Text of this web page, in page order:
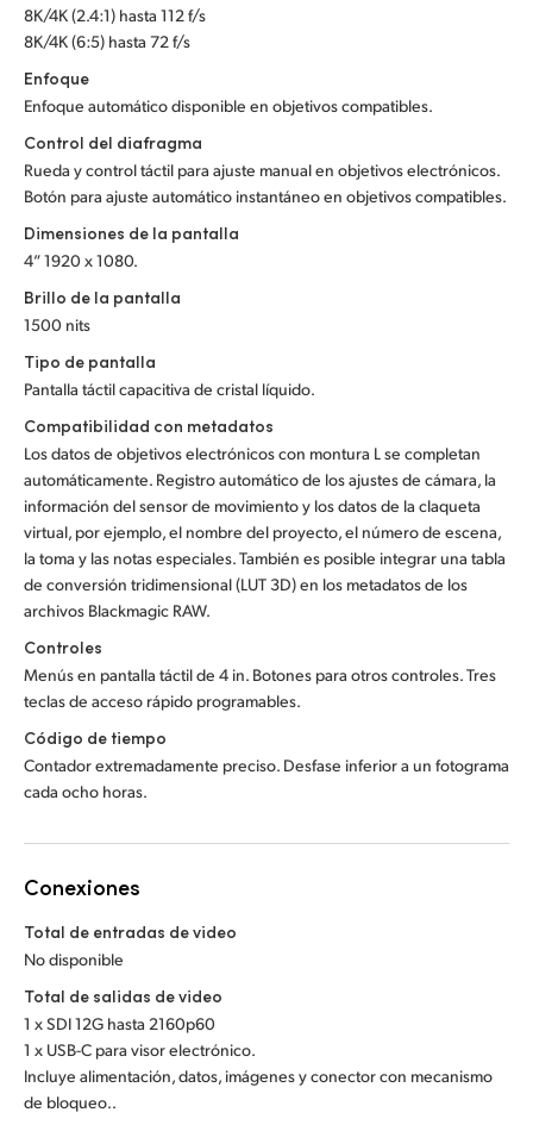
8K/4K (2.4:1) hasta 112 f/s
8K/4K (6:5) hasta 72 f/s
Enfoque
Enfoque automático disponible en objetivos compatibles.
Control del diafragma
Rueda y control táctil para ajuste manual en objetivos electrónicos.
Botón para ajuste automático instantáneo en objetivos compatibles.
Dimensiones de la pantalla
4” 1920 x 1080.
Brillo de la pantalla
1500 nits
Tipo de pantalla
Pantalla táctil capacitiva de cristal líquido.
Compatibilidad con metadatos
Los datos de objetivos electrónicos con montura L se completan
automáticamente. Registro automático de los ajustes de cámara, la
información del sensor de movimiento y los datos de la claqueta
virtual, por ejemplo, el nombre del proyecto, el número de escena,
la toma y las notas especiales. También es posible integrar una tabla
de conversión tridimensional (LUT 3D) en los metadatos de los
archivos Blackmagic RAW.
Controles
Menús en pantalla táctil de 4 in. Botones para otros controles. Tres
teclas de acceso rápido programables.
Código de tiempo
Contador extremadamente preciso. Desfase inferior a un fotograma
cada ocho horas.
Conexiones
Total de entradas de video
No disponible
Total de salidas de video
1 x SDI 12G hasta 2160p60
1 x USB-C para visor electrónico.
Incluye alimentación, datos, imágenes y conector con mecanismo
de bloqueo..